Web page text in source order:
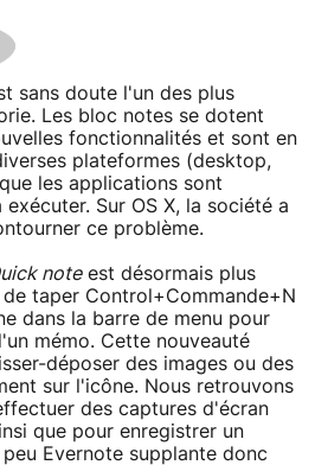
sans doute l'un des plus
Les bloc notes se dotent
fonctionnalités et sont en
plateformes (desktop,
les applications sont
Sur OS X, la société a
ce problème.
noteest désormais plus
taper Control+Commande+N
dans la barre de menu pour
mémo. Cette nouveauté
déposer des images ou des
sur l'icône. Nous retrouvons
des captures d'écran
que pour enregistrer un
Evernote supplante donc